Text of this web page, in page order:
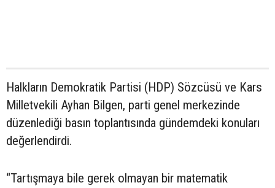
Halkların Demokratik Partisi (HDP) Sözcüsü ve Kars
Milletvekili Ayhan Bilgen, parti genel merkezinde
düzenlediği basın toplantısında gündemdeki konuları
değerlendirdi.
“Tartışmaya bile gerek olmayan bir matematik